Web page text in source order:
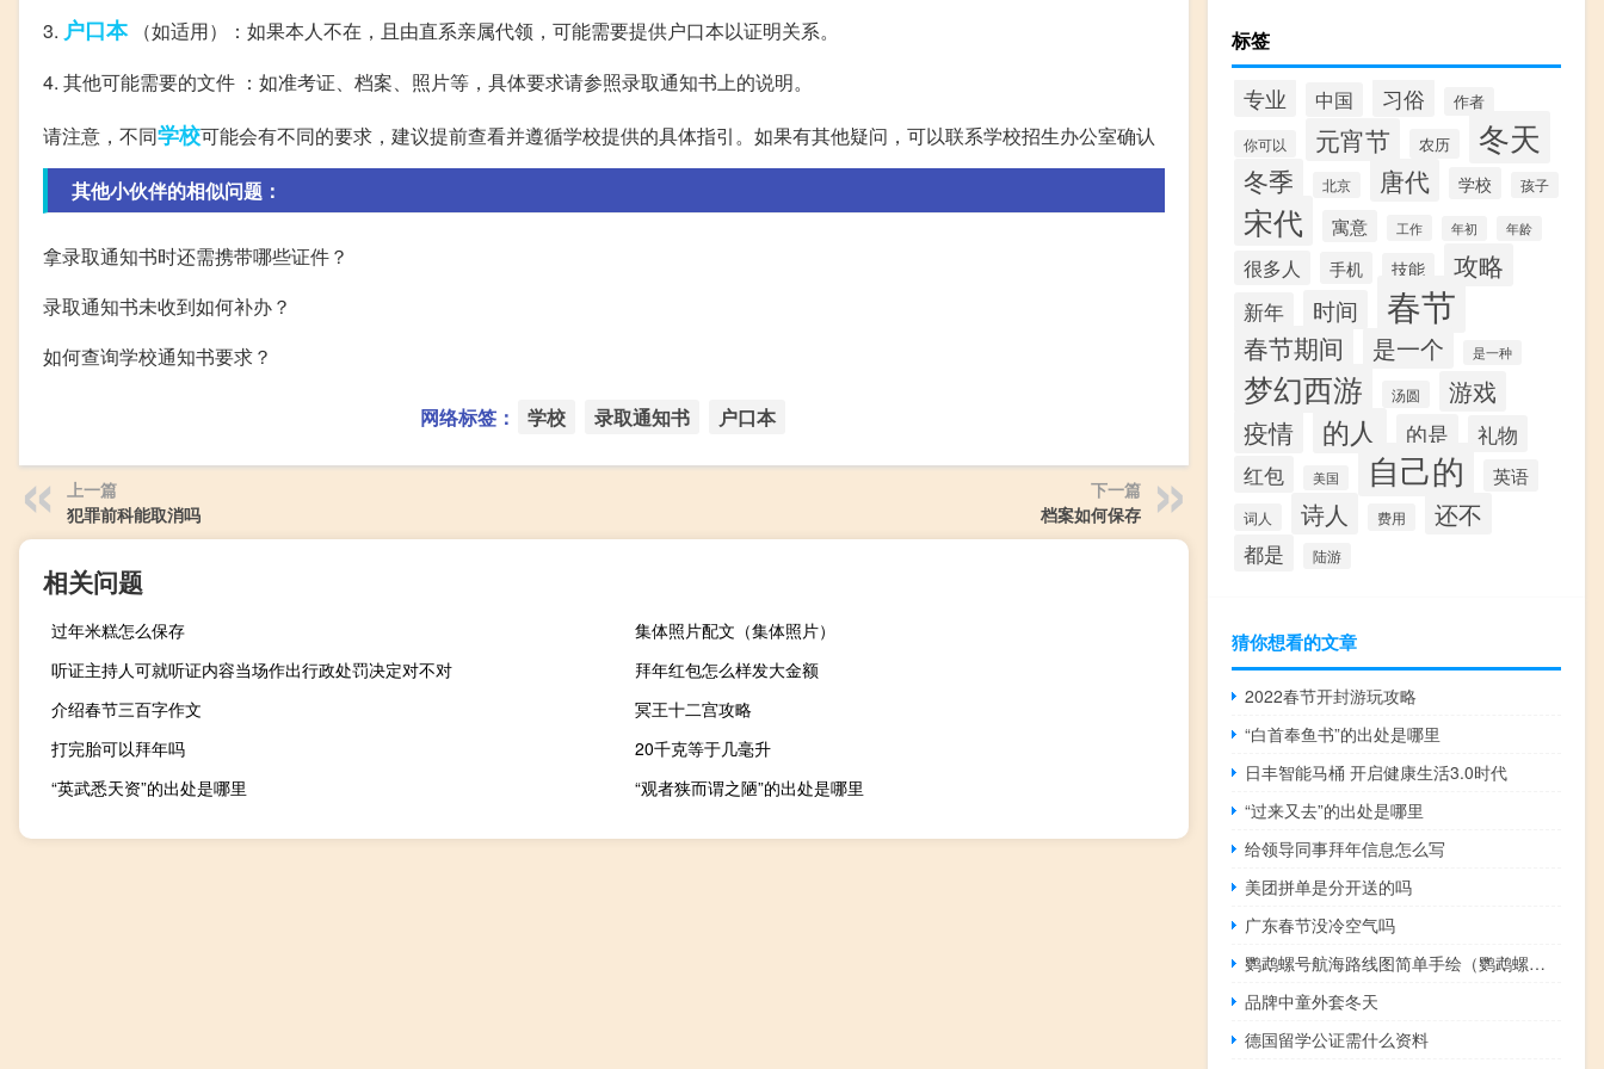
3. 户口本（如适用）：如果本人不在，且由直系亲属代领，可能需要提供户口本以证明关系。
4. 其他可能需要的文件 ：如准考证、档案、照片等，具体要求请参照录取通知书上的说明。
请注意，不同学校可能会有不同的要求，建议提前查看并遵循学校提供的具体指引。如果有其他疑问，可以联系学校招生办公室确认
其他小伙伴的相似问题：
拿录取通知书时还需携带哪些证件？
录取通知书未收到如何补办？
如何查询学校通知书要求？
网络标签： 学校 录取通知书 户口本
上一篇
犯罪前科能取消吗
下一篇
档案如何保存
相关问题
过年米糕怎么保存
集体照片配文（集体照片）
听证主持人可就听证内容当场作出行政处罚决定对不对
拜年红包怎么样发大金额
介绍春节三百字作文
冥王十二宫攻略
打完胎可以拜年吗
20千克等于几毫升
“英武悉天资”的出处是哪里
“观者狭而谓之陋”的出处是哪里
标签
专业 中国 习俗 作者
你可以 元宵节 农历 冬天
冬季 北京 唐代 学校 孩子
宋代 寓意 工作 年初 年龄
很多人 手机 技能 攻略
新年 时间 春节
春节期间 是一个 是一种
梦幻西游 汤圆 游戏
疫情 的人 的是
礼物
红包
美国 自己的 英语
词人 诗人 费用 还不
都是 陆游
猜你想看的文章
2022春节开封游玩攻略
“白首奉鱼书”的出处是哪里
日丰智能马桶 开启健康生活3.0时代
“过来又去”的出处是哪里
给领导同事拜年信息怎么写
美团拼单是分开送的吗
广东春节没冷空气吗
鹦鹉螺号航海路线图简单手绘（鹦鹉螺号航海路线图）
品牌中童外套冬天
德国留学公证需什么资料